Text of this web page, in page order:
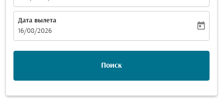
Дата вылета
fc-booking-departure-date-aria-label
16/08/2026
today
Поиск